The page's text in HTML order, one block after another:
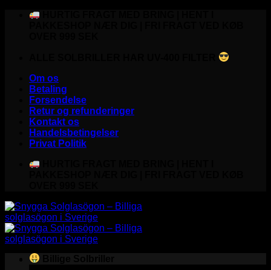
Fortsæt
Om os
Betaling
Forsendelse
Retur og refunderinger
Kontakt os
Handelsbetingelser
Privat Politik